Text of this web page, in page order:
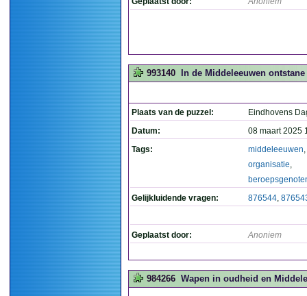
993140 In de Middeleeuwen
Plaats van de puzzel:
Eindhovens
Datum:
08 maart 2025
Tags:
middeleeuwen,
organisatie,
Gelijkluidende vragen:
876544,
Geplaatst door: Anoniem
984266 Wapen in oudheid en